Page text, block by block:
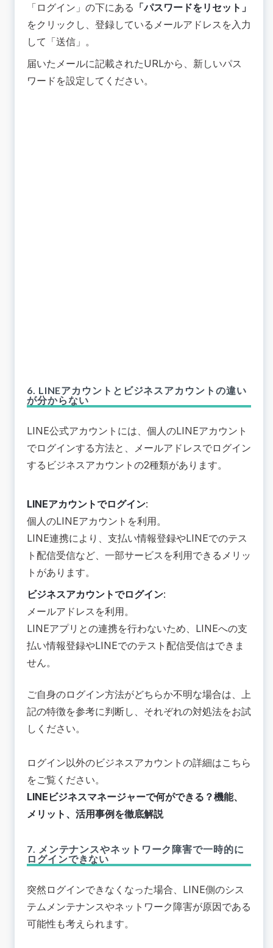
「ログイン」の下にある 「パスワードをリセット」
をクリックし、登録しているメールアドレスを入力
して「送信」。
届いたメールに記載されたURLから、新しいパス
ワードを設定してください。
6. LINEアカウントとビジネスアカウントの違い
が分からない
LINE公式アカウントには、個人のLINEアカウント
でログインする方法と、メールアドレスでログイン
するビジネスアカウントの2種類があります。
LINEアカウントでログイン:
個人のLINEアカウントを利用。
LINE連携により、支払い情報登録やLINEでのテス
ト配信受信など、一部サービスを利用できるメリッ
トがあります。
ビジネスアカウントでログイン:
メールアドレスを利用。
LINEアプリとの連携を行わないため、LINEへの支
払い情報登録やLINEでのテスト配信受信はできま
せん。
ご自身のログイン方法がどちらか不明な場合は、上
記の特徴を参考に判断し、それぞれの対処法をお試
しください。
ログイン以外のビジネスアカウントの詳細はこちら
をご覧ください。
LINEビジネスマネージャーで何ができる？機能、
メリット、活用事例を徹底解説
7. メンテナンスやネットワーク障害で一時的に
ログインできない
突然ログインできなくなった場合、LINE側のシス
テムメンテナンスやネットワーク障害が原因である
可能性も考えられます。